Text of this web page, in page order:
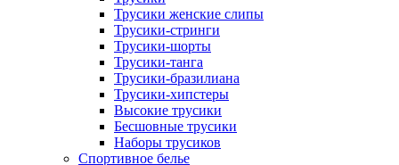
Трусики женские слипы
Трусики-стринги
Трусики-шорты
Трусики-танга
Трусики-бразилиана
Трусики-хипстеры
Высокие трусики
Бесшовные трусики
Наборы трусиков
Спортивное белье